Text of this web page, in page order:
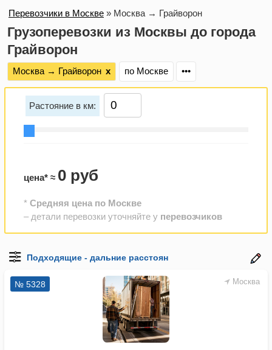
Перевозчики в Москве » Москва → Грайворон
Грузоперевозки из Москвы до города
Грайворон
Москва → Грайворон х по Москве •••
Растояние в км:
цена* ≈ 0 руб
* Средняя цена по Москве
– детали перевозки уточняйте у перевозчиков
Москва
№ 5328